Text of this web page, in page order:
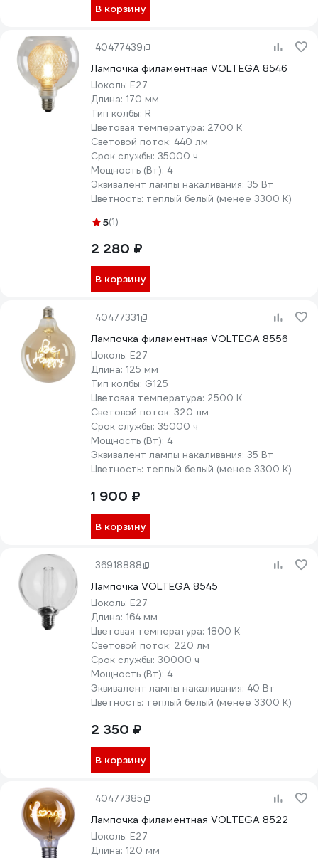
В корзину
40477439
Лампочка филаментная VOLTEGA 8546
Цоколь: E27
Длина: 170 мм
Тип колбы: R
Цветовая температура: 2700 К
Световой поток: 440 лм
Срок службы: 35000 ч
Мощность (Вт): 4
Эквивалент лампы накаливания: 35 Вт
Цветность: теплый белый (менее 3300 К)
5(1)
2 280 ₽
В корзину
40477331
Лампочка филаментная VOLTEGA 8556
Цоколь: E27
Длина: 125 мм
Тип колбы: G125
Цветовая температура: 2500 К
Световой поток: 320 лм
Срок службы: 35000 ч
Мощность (Вт): 4
Эквивалент лампы накаливания: 35 Вт
Цветность: теплый белый (менее 3300 К)
1 900 ₽
В корзину
36918888
Лампочка VOLTEGA 8545
Цоколь: E27
Длина: 164 мм
Цветовая температура: 1800 К
Световой поток: 220 лм
Срок службы: 30000 ч
Мощность (Вт): 4
Эквивалент лампы накаливания: 40 Вт
Цветность: теплый белый (менее 3300 К)
2 350 ₽
В корзину
40477385
Лампочка филаментная VOLTEGA 8522
Цоколь: E27
Длина: 120 мм